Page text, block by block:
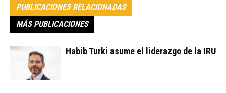
PUBLICACIONES RELACIONADAS
MÁS PUBLICACIONES
Habib Turki asume el liderazgo de la IRU